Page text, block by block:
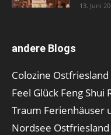
13. Juni
andere Blogs
Colozine Ostfriesland
Feel Glück Feng
Traum Ferienhäuser
Nordsee Ostfriesland